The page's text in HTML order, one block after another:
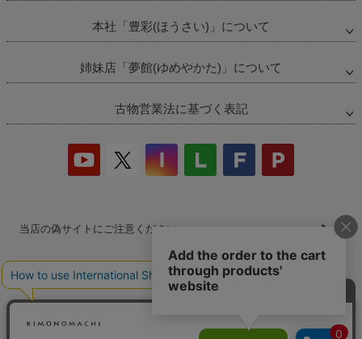
本社「豊彩(ほうさい)」について
姉妹店「夢館(ゆめやかた)」について
古物営業法に基づく表記
当店の偽サイトにご注意ください
商品の無断販売・転売の禁止について